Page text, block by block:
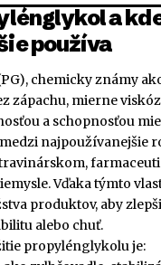
a
používa
chemicky známy
zápachu, mierne
a schopnosťou
najpoužívanejšie
Vďaka týmto
produktov, aby
alebo chuť.
propylénglykolu je: